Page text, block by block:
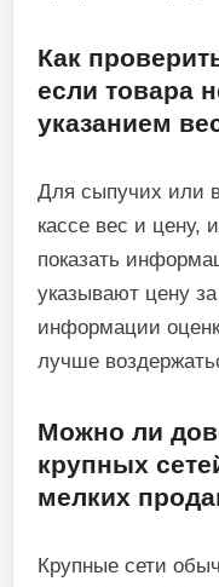
Как
если товара
указанием
Для сыпучих или
кассе вес и цену,
показать
указывают цену
информации
лучше
Можно ли
крупных
мелких
Крупные сети